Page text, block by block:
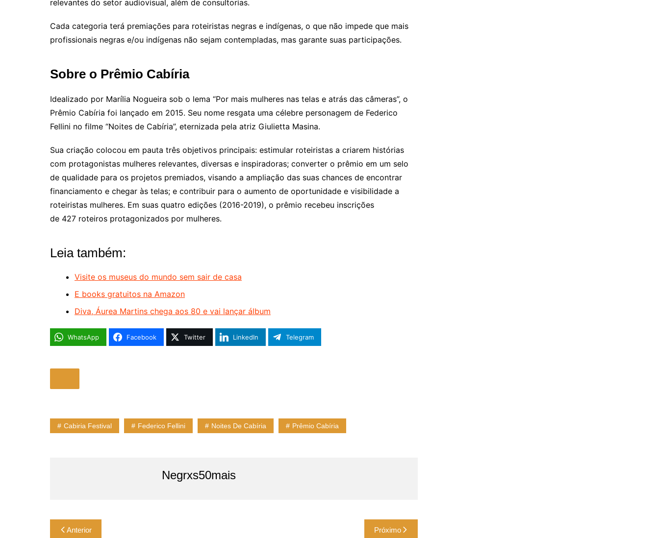
relevantes do setor audiovisual, além de consultorias.
Cada categoria terá premiações para roteiristas negras e indígenas, o que não impede que mais
profissionais negras e/ou indígenas não sejam contempladas, mas garante suas participações.
Sobre o Prêmio Cabíria
Idealizado por Marília Nogueira sob o lema “Por mais mulheres nas telas e atrás das câmeras”, o
Prêmio Cabíria foi lançado em 2015. Seu nome resgata uma célebre personagem de Federico
Fellini no filme “Noites de Cabíria”, eternizada pela atriz Giulietta Masina.
Sua criação colocou em pauta três objetivos principais: estimular roteiristas a criarem histórias
com protagonistas mulheres relevantes, diversas e inspiradoras; converter o prêmio em um selo
de qualidade para os projetos premiados, visando a ampliação das suas chances de encontrar
financiamento e chegar às telas; e contribuir para o aumento de oportunidade e visibilidade a
roteiristas mulheres. Em suas quatro edições (2016-2019), o prêmio recebeu inscrições
de 427 roteiros protagonizados por mulheres.
Leia também:
Visite os museus do mundo sem sair de casa
E books gratuitos na Amazon
Diva, Áurea Martins chega aos 80 e vai lançar álbum
WhatsApp Facebook Twitter LinkedIn Telegram
Cabiria Festival Federico Fellini Noites De Cabíria Prêmio Cabíria
Negrxs50mais
Navegação
Anterior Próximo